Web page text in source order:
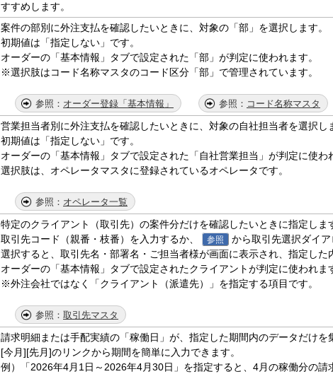
すすめします。
案件の部別に外注支払を確認したいときに、対象の「部」を選択します。
初期値は「指定しない」です。
オーダーの「基本情報」タブで設定された「部」が判定に使われます。
※選択肢はコード名称マスタのコード区分「部」で管理されています。
オーダー登録「基本情報」 コード名称マスタ
営業担当者別に外注支払を確認したいときに、対象の自社担当者を選択し
初期値は「指定しない」です。
オーダーの「基本情報」タブで設定された「自社営業担当」が判定に使わ
選択肢は、オペレータマスタに登録されているオペレータです。
オペレータ一覧
特定のクライアント（取引先）の案件分だけを確認したいときに指定しま
取引先コード（親番・枝番）を入力するか、
参照
から取引先選択ダイア
選択すると、取引先名・部署名・ご担当者様が画面に表示され、指定した
オーダーの「基本情報」タブで設定されたクライアントが判定に使われま
※外注会社ではなく「クライアント（派遣先）」を指定する項目です。
取引先マスタ
請求明細または手配実績の「稼働日」が、指定した期間内のデータだけを
[今月][先月]のリンクから期間を簡単に入力できます。
例）「2026年4月1日～2026年4月30日」を指定すると、4月の稼働分の請